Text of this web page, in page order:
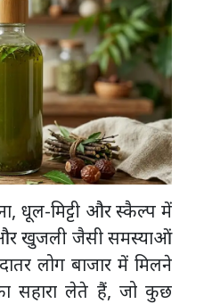
धूल-मिट्टी और स्कैल्प में
खुजली जैसी समस्याओं
लोग बाजार में मिलने
सहारा लेते हैं, जो कुछ